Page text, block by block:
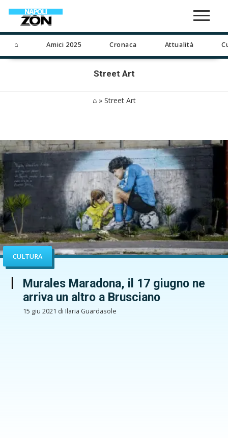
⌂ Amici 2025 Cronaca Attualità
Street Art
⌂» Street Art
CULTURA
Murales Maradona, il 17 giugno ne
arriva un altro a Brusciano
15 giu 2021 di Ilaria Guardasole